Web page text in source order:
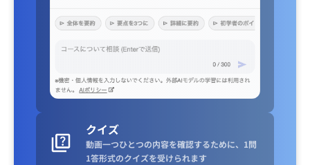
クイズ
動画一つひとつの内容を確認するために、1問
1答形式のクイズを受けられます